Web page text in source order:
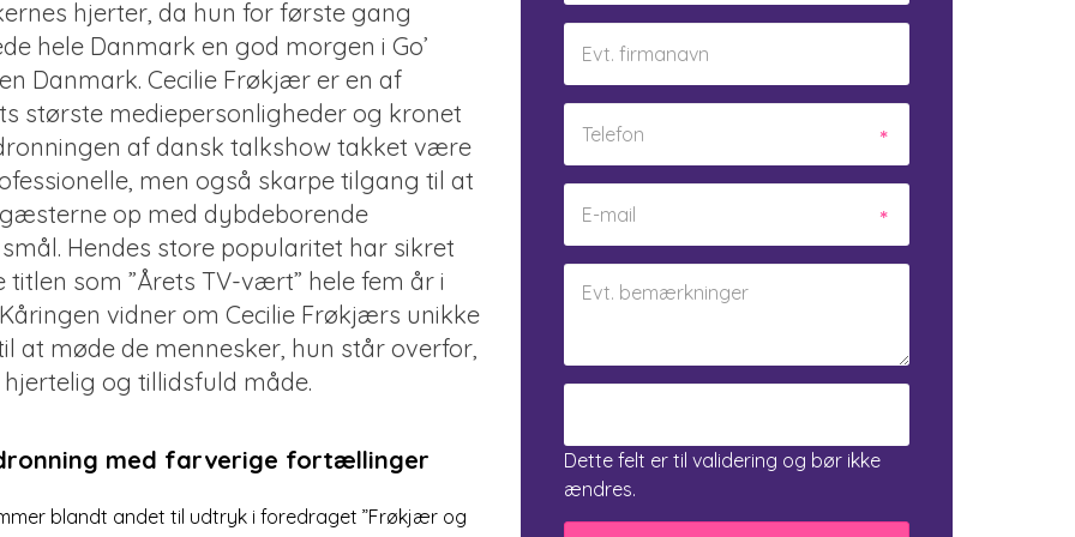
hjerter, da hun for første gang
hele Danmark en god morgen i Go’
Danmark. Cecilie Frøkjær er en af
største mediepersonligheder og kronet
af dansk talkshow takket være
men også skarpe tilgang til at
op med dybdeborende
Hendes store popularitet har sikret
titlen som ”Årets TV-vært” hele fem år i
vidner om Cecilie Frøkjærs unikke
at møde de mennesker, hun står overfor,
og tillidsfuld måde.
med farverige fortællinger
blandt andet til udtryk i foredraget ”Frøkjær og
Dette felt er til validering og bør ikke
ændres.